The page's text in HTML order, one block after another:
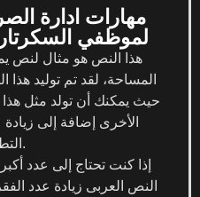
مهارات ادارة
لموظفي
هذا النص هو مثال لنص
المساحة، لقد تم توليد
حيث يمكنك أن تولد مثل
الأخرى إضافة إلى
التطبيق.
إذا كنت تحتاج إلى عدد
النص العربى زيادة عدد